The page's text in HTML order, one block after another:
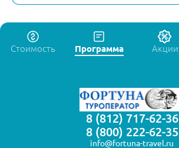
Стоимость Программа Акции
8 (812) 717-62-36
8 (800) 222-62-35
info@fortuna-travel.ru